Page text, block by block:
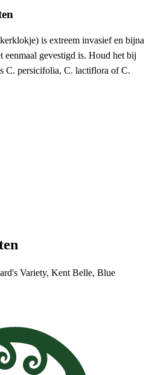
is extreem invasief en bijna
eenmaal gevestigd is. Houd het bij
C. persicifolia, C. lactiflora of C.
Variety, Kent Belle, Blue